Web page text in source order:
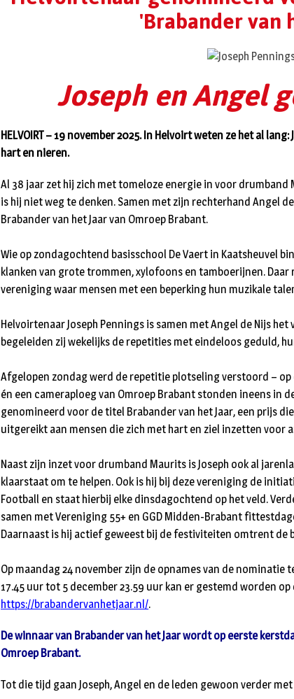
'Brabander van
Joseph en Angel
HELVOIRT – 19 november 2025. In Helvoirt weten ze het al
hart en nieren.
Al 38 jaar zet hij zich met tomeloze energie in voor drumband
is hij niet weg te denken. Samen met zijn rechterhand Angel
Brabander van het Jaar van Omroep Brabant.
Wie op zondagochtend basisschool De Vaert in Kaatsheuvel
klanken van grote trommen, xylofoons en tamboerijnen.
vereniging waar mensen met een beperking hun muzikale
Helvoirtenaar Joseph Pennings is samen met Angel de Nijs
begeleiden zij wekelijks de repetities met eindeloos geduld,
Afgelopen zondag werd de repetitie plotseling verstoord –
én een cameraploeg van Omroep Brabant stonden ineens in
genomineerd voor de titel Brabander van het Jaar, een prijs
uitgereikt aan mensen die zich met hart en ziel inzetten voor
Naast zijn inzet voor drumband Maurits is Joseph ook al
klaarstaat om te helpen. Ook is hij bij deze vereniging de
Football en staat hierbij elke dinsdagochtend op het veld.
samen met Vereniging 55+ en GGD Midden-Brabant
Daarnaast is hij actief geweest bij de festiviteiten omtrent de
Op maandag 24 november zijn de opnames van de nominatie
17.45 uur tot 5 december 23.59 uur kan er gestemd worden
https://brabandervanhetjaar.nl/.
De winnaar van Brabander van het Jaar wordt op eerste
Omroep Brabant.
Tot die tijd gaan Joseph, Angel en de leden gewoon verder